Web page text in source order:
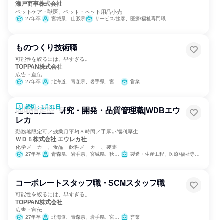
瀬戸商事株式会社
ペットケア・獣医、ペット・ペット用品小売
27年卒 宮城県、山形県 サービス/接客、医療/福祉専門職
ものつくり技術職
可能性を絞るには、早すぎる。
TOPPAN株式会社
広告・宣伝
27年卒 北海道、青森県、岩手県、宮城県、秋田県、山形県、福島県、茨城県、栃木県、群馬県、埼玉県、千葉県、東京都、神奈川県、新潟県、富山県、石川県、長野県、静岡県、愛知県、三重県、滋賀県、京都府、大阪府、兵庫県、島根県、岡山県、広島県、山口県、香川県、愛媛県、高知県、福岡県、佐賀県、長崎県、熊本県、大分県、宮崎県、鹿児島県、沖縄県 営業
締切：1月31日
地域指定型_研究・開発・品質管理職|WDBエウ
レカ
勤務地限定可／残業月平均５時間／手厚い福利厚生
ＷＤＢ株式会社 エウレカ社
化学メーカー、食品・飲料メーカー、製薬
27年卒 青森県、岩手県、宮城県、秋田県、山形県、福島県、茨城県、栃木県、群馬県、埼玉県、千葉県、東京都、神奈川県、新潟県、富山県、石川県、福井県、山梨県、長野県、岐阜県、静岡県、愛知県、三重県、滋賀県、京都府、大阪府、兵庫県、奈良県、和歌山県、岡山県、広島県、山口県、徳島県、福岡県、佐賀県、長崎県、熊本県、大分県、宮崎県、鹿児島県 製造・生産工程、医療/福祉専門職、カスタマーサクセス、学術研究
コーポレートスタッフ職・SCMスタッフ職
可能性を絞るには、早すぎる。
TOPPAN株式会社
広告・宣伝
27年卒 北海道、青森県、岩手県、宮城県、秋田県、山形県、福島県、茨城県、栃木県、群馬県、埼玉県、千葉県、東京都、神奈川県、新潟県、富山県、石川県、長野県、静岡県、愛知県、三重県、滋賀県、京都府、大阪府、兵庫県、島根県、岡山県、広島県、山口県、香川県、愛媛県、高知県、福岡県、佐賀県、長崎県、熊本県、大分県、宮崎県、鹿児島県、沖縄県 営業